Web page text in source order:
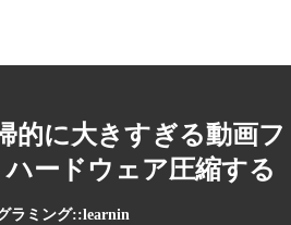
的に大きすぎる動画フ
ードウェア圧縮する
ラミング::learnin